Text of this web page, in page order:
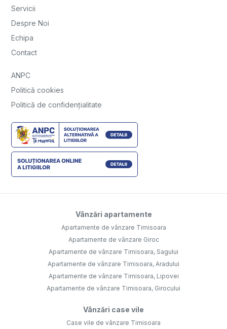
Servicii
Despre Noi
Echipa
Contact
ANPC
Politică cookies
Politică de confidențialitate
Vânzări apartamente
Apartamente de vânzare Timisoara
Apartamente de vânzare Giroc
Apartamente de vânzare Timisoara, Sagului
Apartamente de vânzare Timisoara, Aradului
Apartamente de vânzare Timisoara, Lipovei
Apartamente de vânzare Timisoara, Girocului
Vânzări case vile
Case vile de vânzare Timisoara